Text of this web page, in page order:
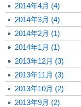
2014年4月 (4)
2014年3月 (4)
2014年2月 (1)
2014年1月 (1)
2013年12月 (3)
2013年11月 (3)
2013年10月 (2)
2013年9月 (2)